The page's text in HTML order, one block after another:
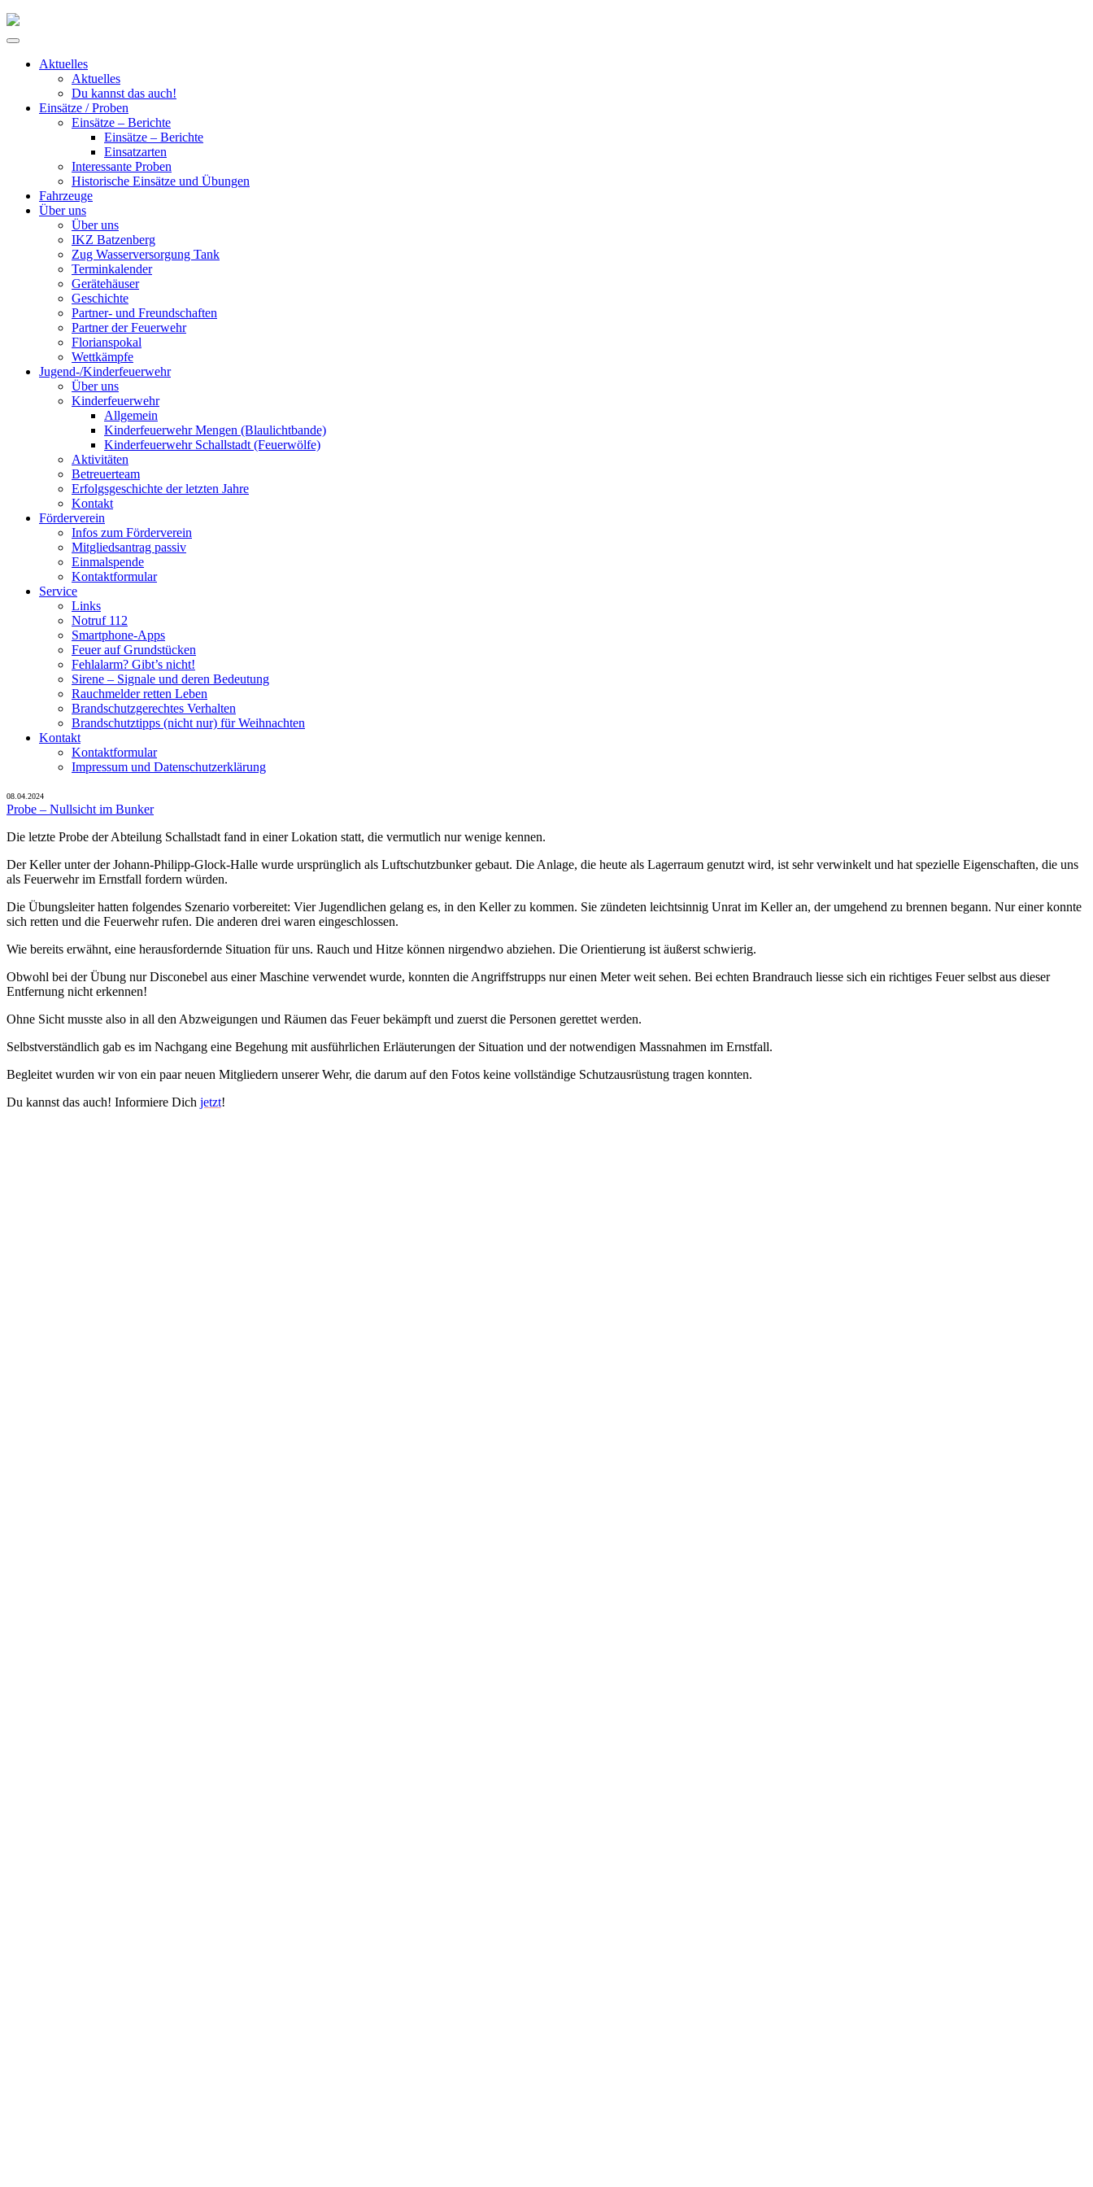
Skip
Primary
Aktuelles
Aktuelles
Du kannst das auch!
Einsätze / Proben
Einsätze – Berichte
Einsätze – Berichte
Einsatzarten
Interessante Proben
Historische Einsätze und Übungen
Fahrzeuge
Über uns
Über uns
IKZ Batzenberg
Zug Wasserversorgung Tank
Terminkalender
Gerätehäuser
Geschichte
Partner- und Freundschaften
Partner der Feuerwehr
Florianspokal
Wettkämpfe
Jugend-/Kinderfeuerwehr
Über uns
Kinderfeuerwehr
Allgemein
Kinderfeuerwehr Mengen (Blaulichtbande)
Kinderfeuerwehr Schallstadt (Feuerwölfe)
Aktivitäten
Betreuerteam
Erfolgsgeschichte der letzten Jahre
Kontakt
Förderverein
Infos zum Förderverein
Mitgliedsantrag passiv
Einmalspende
Kontaktformular
Service
Links
Notruf 112
Smartphone-Apps
Feuer auf Grundstücken
Fehlalarm? Gibt’s nicht!
Sirene – Signale und deren Bedeutung
Rauchmelder retten Leben
Brandschutzgerechtes Verhalten
Brandschutztipps (nicht nur) für Weihnachten
Kontakt
Kontaktformular
Impressum und Datenschutzerklärung
08.04.2024
Probe – Nullsicht im Bunker
Die letzte Probe der Abteilung Schallstadt fand in einer Lokation statt, die vermutlich nur wenige kennen.
Der Keller unter der Johann-Philipp-Glock-Halle wurde ursprünglich als Luftschutzbunker gebaut. Die Anlage, die heute als Lagerraum genutzt wird, ist sehr verwinkelt und hat spezielle Eigenschaften, die uns
als Feuerwehr im Ernstfall fordern würden.
Die Übungsleiter hatten folgendes Szenario vorbereitet: Vier Jugendlichen gelang es, in den Keller zu kommen. Sie zündeten leichtsinnig Unrat im Keller an, der umgehend zu brennen begann. Nur einer konnte
sich retten und die Feuerwehr rufen. Die anderen drei waren eingeschlossen.
Wie bereits erwähnt, eine herausfordernde Situation für uns. Rauch und Hitze können nirgendwo abziehen. Die Orientierung ist äußerst schwierig.
Obwohl bei der Übung nur Disconebel aus einer Maschine verwendet wurde, konnten die Angriffstrupps nur einen Meter weit sehen. Bei echten Brandrauch liesse sich ein richtiges Feuer selbst aus dieser
Entfernung nicht erkennen!
Ohne Sicht musste also in all den Abzweigungen und Räumen das Feuer bekämpft und zuerst die Personen gerettet werden.
Selbstverständlich gab es im Nachgang eine Begehung mit ausführlichen Erläuterungen der Situation und der notwendigen Massnahmen im Ernstfall.
Begleitet wurden wir von ein paar neuen Mitgliedern unserer Wehr, die darum auf den Fotos keine vollständige Schutzausrüstung tragen konnten.
Du kannst das auch! Informiere Dich jetzt!